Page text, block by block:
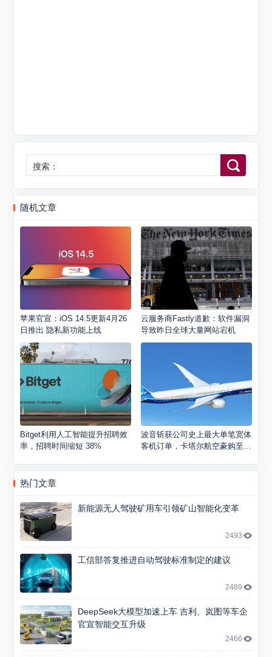
搜索：
随机文章
苹果官宣：iOS 14.5更新4月26
日推出 隐私新功能上线
云服务商Fastly道歉：软件漏洞
导致昨日全球大量网站宕机
Bitget利用人工智能提升招聘效
率，招聘时间缩短 38%
波音斩获公司史上最大单笔宽体
客机订单，卡塔尔航空豪购至多
热门文章
新能源无人驾驶矿用车引领矿山智能化变革
2493
工信部答复推进自动驾驶标准制定的建议
2489
DeepSeek大模型加速上车 吉利、岚图等车企
官宣智能交互升级
2466